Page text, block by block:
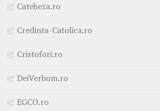
Cateheza.ro
Credinta-Catolica.ro
Cristofori.ro
DeiVerbum.ro
EGCO.ro